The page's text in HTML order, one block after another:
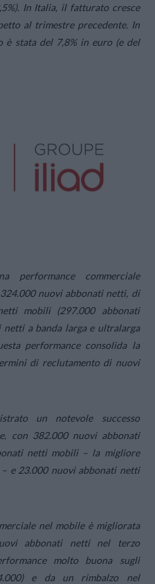
In Italia, il fatturato cresce
al trimestre precedente. In
è stata del 7,8% in euro(e del
performance commerciale
nuovi abbonati netti, di
mobili (297.000 abbonati
a banda larga e ultralarga
performance consolida la
di reclutamento di nuovi
un notevole successo
con 382.000 nuovi abbonati
netti mobili – la migliore
e 23.000 nuovi abbonati netti
nel mobile è migliorata
abbonati netti nel terzo
molto buona sugli
e da un rimbalzo nel